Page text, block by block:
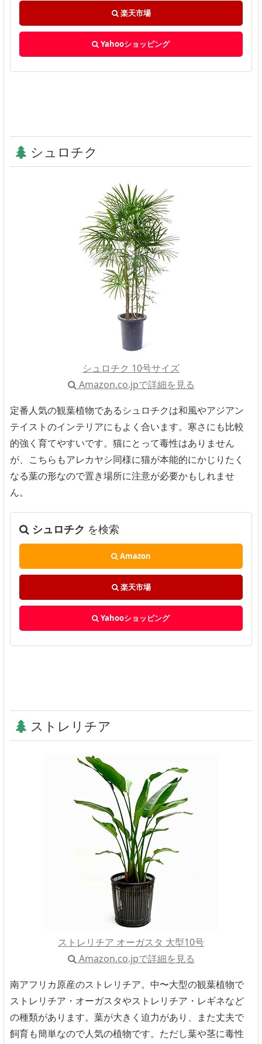
楽天市場
Yahooショッピング
シュロチク
シュロチク 10号サイズ
Amazon.co.jpで詳細を見る
定番人気の観葉植物であるシュロチクは和風やアジアン
テイストのインテリアにもよく合います。寒さにも比較
的強く育てやすいです。猫にとって毒性はありません
が、こちらもアレカヤシ同様に猫が本能的にかじりたく
なる葉の形なので置き場所に注意が必要かもしれませ
ん。
シュロチク を検索
Amazon
楽天市場
Yahooショッピング
ストレリチア
ストレリチア オーガスタ 大型10号
Amazon.co.jpで詳細を見る
南アフリカ原産のストレリチア。中〜大型の観葉植物で
ストレリチア・オーガスタやストレリチア・レギネなど
の種類があります。葉が大きく迫力があり、また丈夫で
飼育も簡単なので人気の植物です。ただし葉や茎に毒性